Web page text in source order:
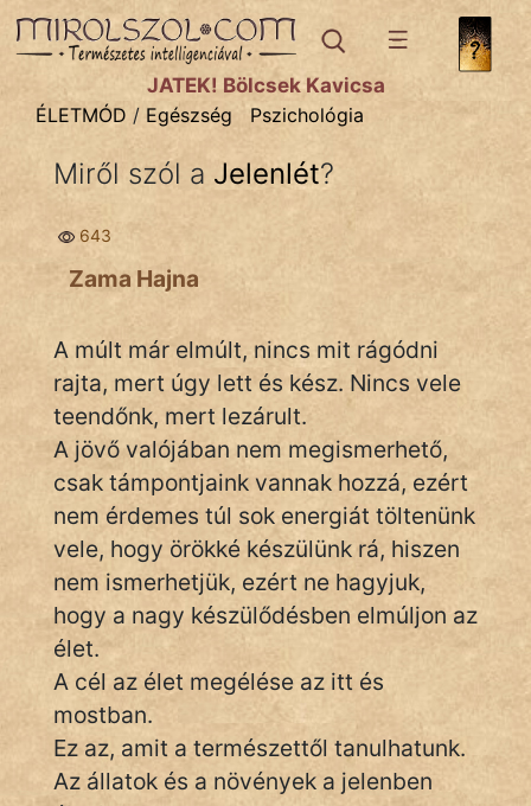
ÉLETMÓD témák:
Egészség
Gyerekpszicho
Sport
Ünnepek
IRODALOM
SZÓLÁS
És
KÖZMONDÁS
PSZICHO
ZENE
JÁTÉK! Bölcsek Kavicsa
ÉLETMÓD / Egészség Pszichológia
Miről szól a Jelenlét?
643
Zama Hajna
A múlt már elmúlt, nincs mit rágódni
rajta, mert úgy lett és kész. Nincs vele
teendőnk, mert lezárult.
A jövő valójában nem megismerhető,
csak támpontjaink vannak hozzá, ezért
nem érdemes túl sok energiát töltenünk
vele, hogy örökké készülünk rá, hiszen
nem ismerhetjük, ezért ne hagyjuk,
hogy a nagy készülődésben elmúljon az
élet.
A cél az élet megélése az itt és
mostban.
Ez az, amit a természettől tanulhatunk.
Az állatok és a növények a jelenben